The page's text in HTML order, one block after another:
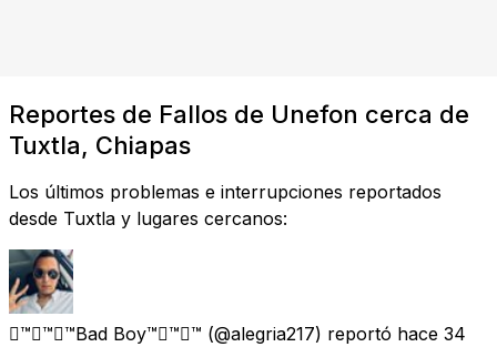
Reportes de Fallos de Unefon cerca de
Tuxtla, Chiapas
Los últimos problemas e interrupciones reportados
desde Tuxtla y lugares cercanos:
™™™Bad Boy™™™ (@alegria217) reportó hace 34